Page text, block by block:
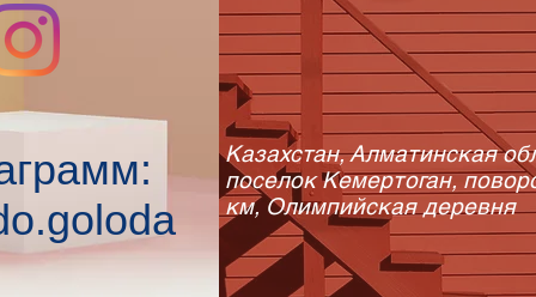
ЛП №0010922DX от 12.04.2010 года
Казахстан, Алматинская
поселок Кемертоган,
км, Олимпийская деревня ​